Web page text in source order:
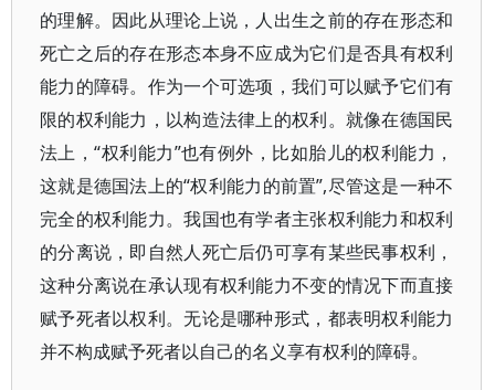
的理解。因此从理论上说，人出生之前的存在形态和
死亡之后的存在形态本身不应成为它们是否具有权利
能力的障碍。作为一个可选项，我们可以赋予它们有
限的权利能力，以构造法律上的权利。就像在德国民
法上，“权利能力”也有例外，比如胎儿的权利能力，
这就是德国法上的“权利能力的前置”,尽管这是一种不
完全的权利能力。我国也有学者主张权利能力和权利
的分离说，即自然人死亡后仍可享有某些民事权利，
这种分离说在承认现有权利能力不变的情况下而直接
赋予死者以权利。无论是哪种形式，都表明权利能力
并不构成赋予死者以自己的名义享有权利的障碍。